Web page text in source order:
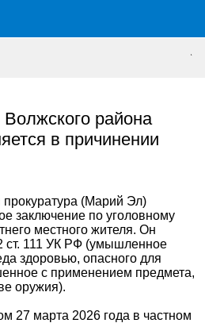
района
в причинении
(Марий Эл)
заключение по уголовному
местного жителя. Он
ст. 111 УК РФ (умышленное
здоровью, опасного для
с применением предмета,
оружия).
27 марта 2026 года в частном